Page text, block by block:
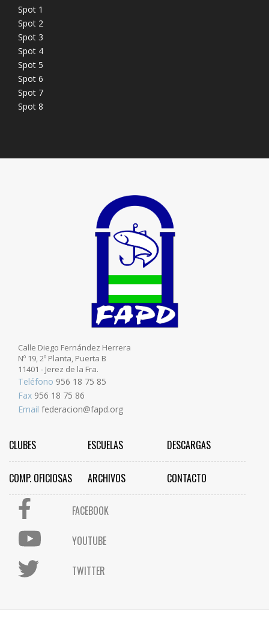
Spot 1
Spot 2
Spot 3
Spot 4
Spot 5
Spot 6
Spot 7
Spot 8
Calle Diego Fernández Herrera
Nº 19, 2º Planta, Puerta B
11401 - Jerez de la Fra.
Teléfono 956 18 75 85
Fax 956 18 75 86
Email federacion@fapd.org
CLUBES ESCUELAS DESCARGAS
COMP. OFICIOSAS ARCHIVOS CONTACTO
FACEBOOK
YOUTUBE
TWITTER